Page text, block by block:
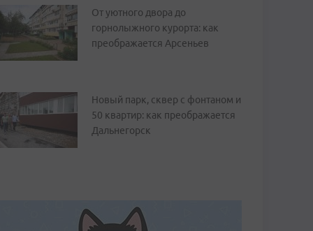
От уютного двора до
горнолыжного курорта: как
преображается Арсеньев
Новый парк, сквер с фонтаном и
50 квартир: как преображается
Дальнегорск